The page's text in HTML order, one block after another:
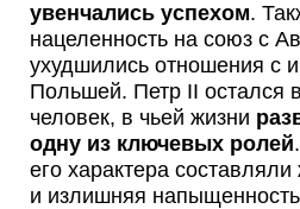
увенчались успехом.
нацеленность на союз с
ухудшились отношения с
Польшей. Петр II остался
человек, в чьей жизни
одну из ключевых ролей
его характера составляли
и излишняя